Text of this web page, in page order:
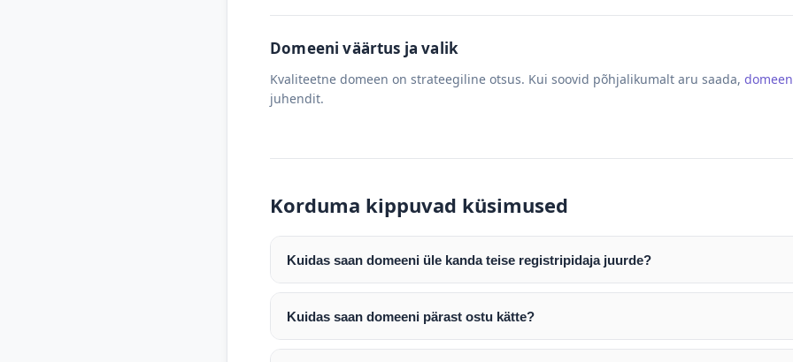
Domeeni väärtus ja valik
Kvaliteetne domeen on strateegiline otsus. Kui soovid põhjalikumalt aru saada,
juhendit.
Korduma kippuvad küsimused
Kuidas saan domeeni üle kanda teise registripidaja juurde?
Pärast makse laekumist edastame teile domeeni AUTH (EPP) koodi. Selle abil saate
enda valitud registripidaja juurde.
Domeeni ülekandmine toimub registripidajate vahelise protsessina ning võib võtta
Kuidas saan domeeni pärast ostu kätte?
Pärast ostu vormistamist väljastame arve. Maksekinnituse järel edastame teile